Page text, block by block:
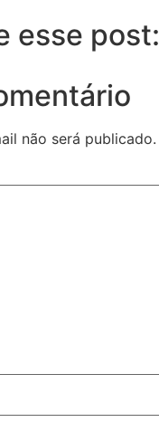
esse post:
não será publicado.